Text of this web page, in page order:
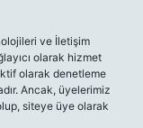
ve İletişim
olarak hizmet
olarak denetleme
Ancak, üyelerimiz
siteye üye olarak